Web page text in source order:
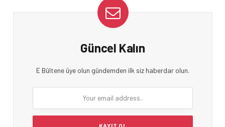
Güncel Kalın
E Bültene üye olun gündemden ilk siz haberdar olun.